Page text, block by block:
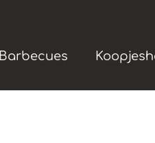
Barbecues